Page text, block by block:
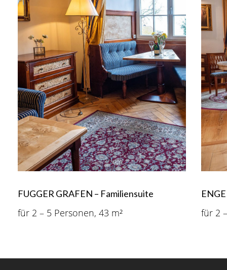
FUGGER GRAFEN – Familiensuite
für 2 – 5 Personen, 43 m² für 2